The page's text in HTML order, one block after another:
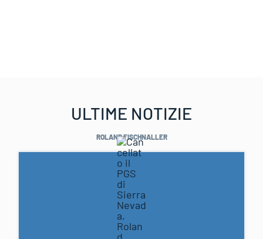
ULTIME NOTIZIE
ROLAND FISCHNALLER